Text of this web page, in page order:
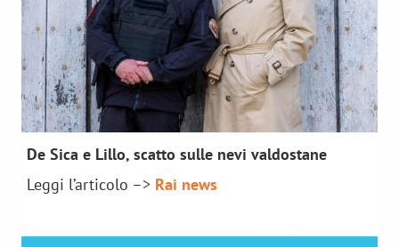
De Sica e Lillo, scatto sulle nevi valdostane
Leggi l’articolo –> Rai news